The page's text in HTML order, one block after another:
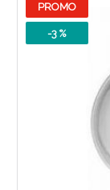
PROMO
-3 %
Vie